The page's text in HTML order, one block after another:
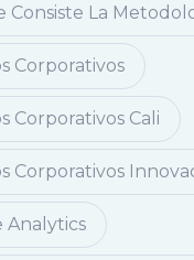
Consiste La
Corporativos
Corporativos Cali
Corporativos
Analytics